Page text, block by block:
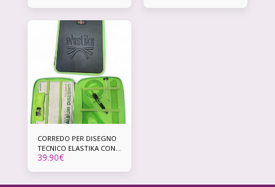
CORREDO PER DISEGNO
TECNICO ELASTIKA CON
SCATOLA REGALO
39.90€